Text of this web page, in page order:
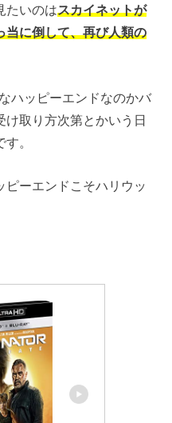
たいのはスカイネットが
当に倒して、再び人類の
ハッピーエンドなのかバ
け取り方次第とかいう日
。
ピーエンドこそハリウッ